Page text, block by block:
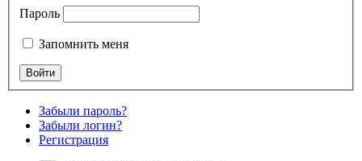
Пароль
Запомнить меня
Забыли пароль?
Забыли логин?
Регистрация